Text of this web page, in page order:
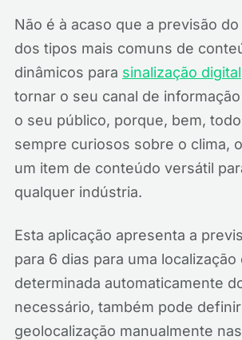
Não é à acaso que a previsão
dos tipos mais comuns de
dinâmicos para sinalização digital
tornar o seu canal de
o seu público, porque, bem,
sempre curiosos sobre o clima,
um item de conteúdo versátil
qualquer indústria.
Esta aplicação apresenta a
para 6 dias para uma
determinada automaticamente
necessário, também pode
geolocalização manualmente